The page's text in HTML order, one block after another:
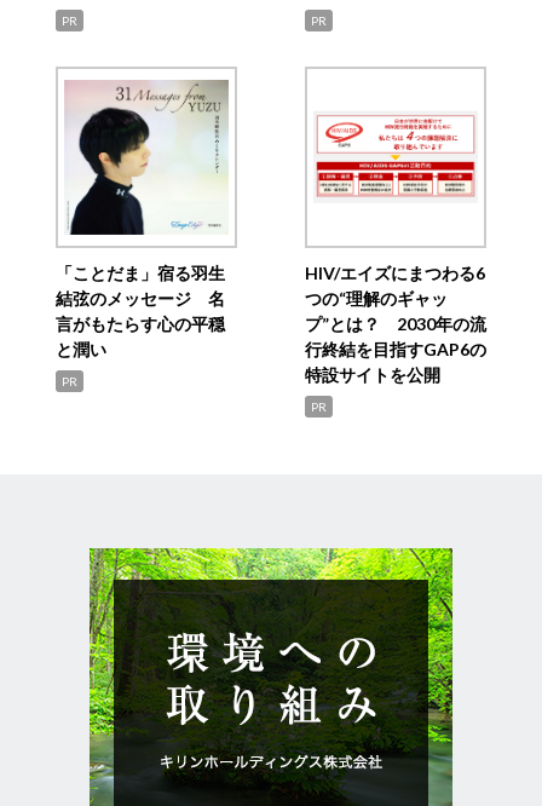
PR PR
「ことだま」宿る羽生
結弦のメッセージ 名
言がもたらす心の平穏
と潤い
PR
HIV/エイズにまつわる6
つの“理解のギャッ
プ”とは？ 2030年の流
行終結を目指すGAP6の
特設サイトを公開
PR